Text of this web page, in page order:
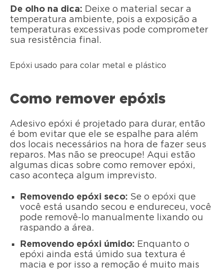
De olho na dica: Deixe o material secar a
temperatura ambiente, pois a exposição a
temperaturas excessivas pode comprometer
sua resistência final.
Epóxi usado para colar metal e plástico
Como remover epóxis
Adesivo epóxi é projetado para durar, então
é bom evitar que ele se espalhe para além
dos locais necessários na hora de fazer seus
reparos. Mas não se preocupe! Aqui estão
algumas dicas sobre como remover epóxi,
caso aconteça algum imprevisto.
Removendo epóxi seco: Se o epóxi que
você está usando secou e endureceu, você
pode removê-lo manualmente lixando ou
raspando a área.
Removendo epóxi úmido: Enquanto o
epóxi ainda está úmido sua textura é
macia e por isso a remoção é muito mais